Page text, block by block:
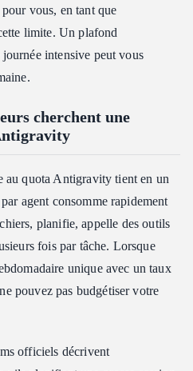
vous, en tant que
limite. Un plafond
intensive peut vous
cherchent une
au quota Antigravity tient en un
agent consomme rapidement
planifie, appelle des outils
fois par tâche. Lorsque
unique avec un taux
pouvez pas budgétiser votre
officiels décrivent